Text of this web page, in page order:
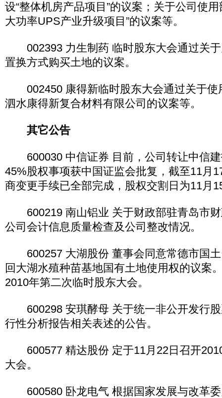
设“整体机房产品项目”的议案；关于公司使
大功率UPS产业升级项目”的议案等。
002393 力生制药 临时股东大会通过关于
置换方式购买土地的议案。
002450 康得新临时股东大会通过关于使
泗水康得新复合材料有限公司的议案等。
其它公告
600030 中信证券 目前，公司转让中信建
45%股权事项获中国证监会批复，截至11月
商变更手续已全部完成，股权交割日为11月
600219 南山铝业 关于财政部驻青岛市财
公司会计信息质量检查及公司整改情况。
600257 大湖股份 董事会同意常德市国土
回大湖水殖种苗基地国有土地使用权的议案
2010年第二次临时股东大会。
600298 安琪酵母 关于统一非公开发行股
行性分析报告相关表述的公告。
600577 精达股份 定于11月22日召开
大会。
600580 卧龙电气 根据国家发展与改革委